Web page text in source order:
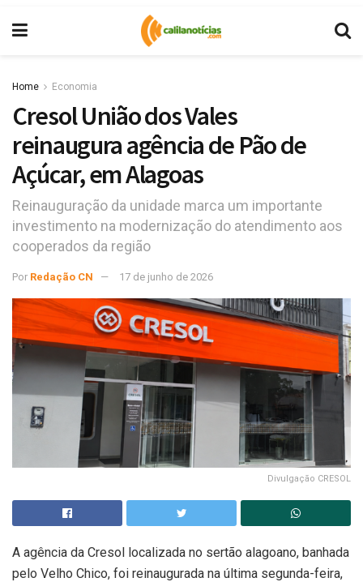
Home Economia
Cresol União dos Vales
reinaugura agência de Pão de
Açúcar, em Alagoas
Reinauguração da unidade marca um importante
investimento na modernização do atendimento aos
cooperados da região
Por Redação CN 17 de junho de 2026
Divulgação CRESOL
A agência da Cresol localizada no sertão alagoano, banhada
pelo Velho Chico, foi reinaugurada na última segunda-feira,